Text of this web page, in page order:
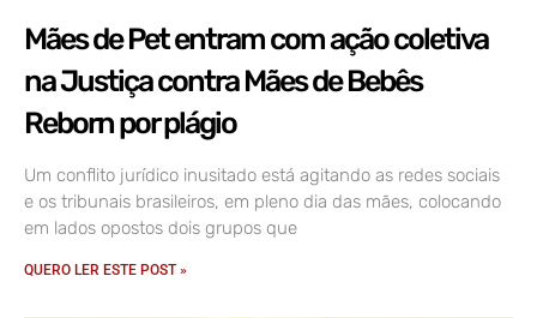
Mães de Pet entram com ação coletiva
na Justiça contra Mães de Bebês
Reborn por plágio
Um conflito jurídico inusitado está agitando as redes sociais
e os tribunais brasileiros, em pleno dia das mães, colocando
em lados opostos dois grupos que
QUERO LER ESTE POST »